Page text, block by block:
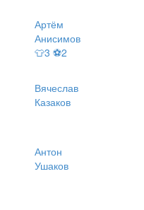
Артём
Анисимов
👕3 ⚽2
Вячеслав
Казаков
Антон
Ушаков